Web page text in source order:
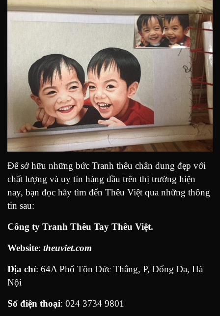
Để sở hữu những bức Tranh thêu chân dung đẹp với
chất lượng và uy tín hàng đầu trên thị trường hiện
nay, bạn đọc hãy tìm đến Thêu Việt qua những thông
tin sau:
Công ty Tranh Thêu Tay Thêu Việt.
Website: theuviet.com
Địa chỉ: 64A Phố Tôn Đức Thắng, P, Đống Đa, Hà
Nội
Số điện thoại: 024 3734 9801